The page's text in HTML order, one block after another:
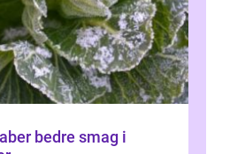
bedre smag i